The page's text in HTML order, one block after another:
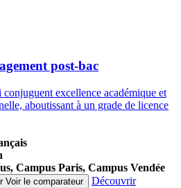
post-bac
excellence académique et
aboutissant à un grade de licence
Campus Paris, Campus Vendée
Voir le comparateur
Découvrir